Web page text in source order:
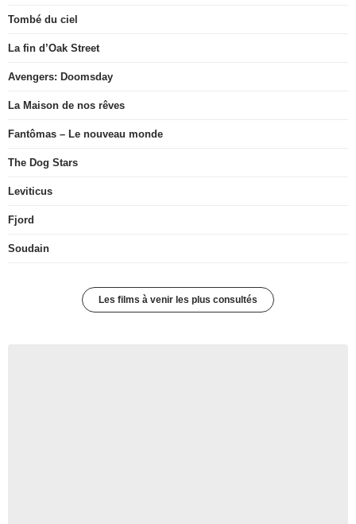
Tombé du ciel
La fin d’Oak Street
Avengers: Doomsday
La Maison de nos rêves
Fantômas – Le nouveau monde
The Dog Stars
Leviticus
Fjord
Soudain
Les films à venir les plus consultés